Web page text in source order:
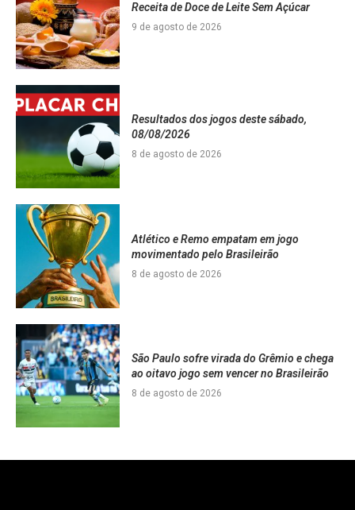
Receita de Doce de Leite Sem Açúcar
9 de agosto de 2026
Resultados dos jogos deste sábado,
08/08/2026
8 de agosto de 2026
Atlético e Remo empatam em jogo
movimentado pelo Brasileirão
8 de agosto de 2026
São Paulo sofre virada do Grêmio e chega
ao oitavo jogo sem vencer no Brasileirão
8 de agosto de 2026